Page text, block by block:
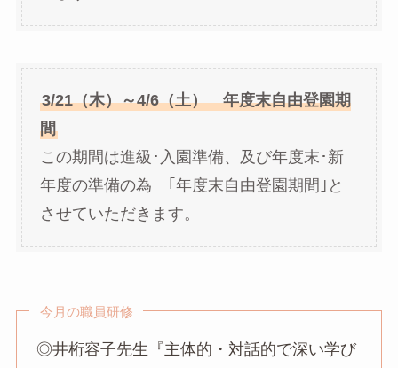
3/21（木）～4/6（土） 年度末自由登園期
間
この期間は進級･入園準備、及び年度末･新
年度の準備の為 ｢年度末自由登園期間｣と
させていただきます。
今月の職員研修
◎井桁容子先生『主体的・対話的で深い学び